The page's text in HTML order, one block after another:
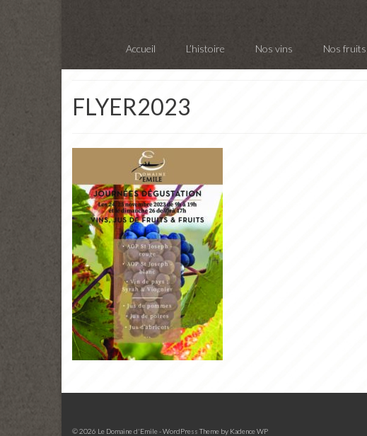
Accueil L’histoire Nos vins Nos fruits
FLYER2023
© 2026 Le Domaine d'Emile - WordPress Theme by Kadence WP